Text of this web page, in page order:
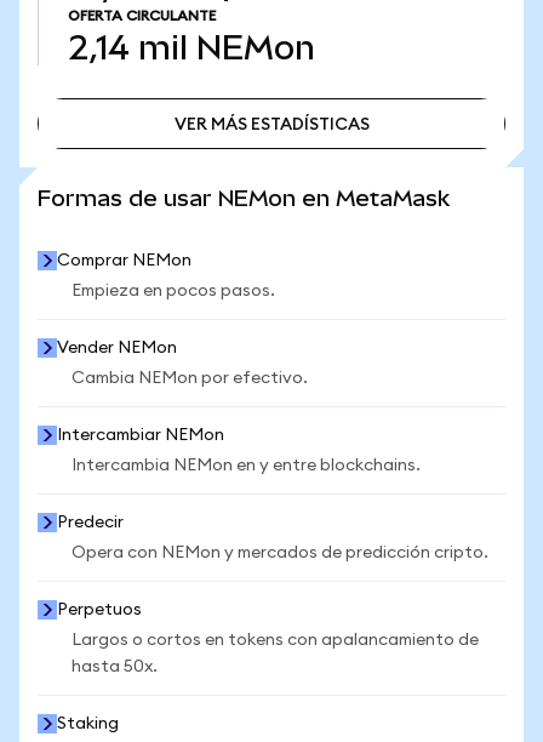
OFERTA CIRCULANTE
2,14 mil NEMon
VER MÁS ESTADÍSTICAS
Formas de usar NEMon en MetaMask
Comprar NEMon
Empieza en pocos pasos.
Vender NEMon
Cambia NEMon por efectivo.
Intercambiar NEMon
Intercambia NEMon en y entre blockchains.
Predecir
Opera con NEMon y mercados de predicción cripto.
Perpetuos
Largos o cortos en tokens con apalancamiento de
hasta 50x.
Staking